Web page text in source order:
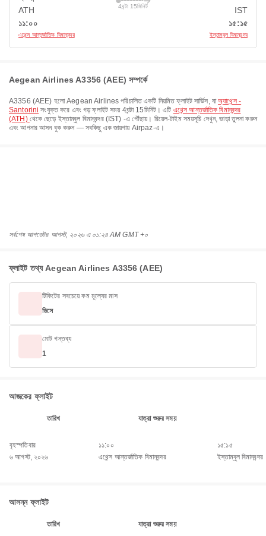
ATH
১১:০০
এথেন্স আন্তর্জাতিক বিমানবন্দর
4ঘন্টা 15মিনিট
IST
১৫:১৫
ইস্তাম্বুল বিমানবন্দর
Aegean Airlines A3356 (AEE) সম্পর্কে
A3356 (AEE) হলোAegean Airlines পরিচালিত একটি নিয়মিত ফ্লাইট সার্ভিস, যাঅ্যাথেন্স -
Santorini সংযুক্ত করে এবং গড় ফ্লাইট সময় 4ঘন্টা 15মিনিট । এটি এথেন্স আন্তর্জাতিক বিমানবন্দর
(ATH) থেকে ছেড়ে ইস্তাম্বুল বিমানবন্দর (IST) -এ পৌঁছায়। রিয়েল-টাইম সময়সূচি দেখুন, ভাড়া তুলনা করুন
এবং আপনার আসন বুক করুন — সবকিছু এক জায়গায় Airpaz-এ।
সর্বশেষ আপডেট৪ আগস্ট, ২০২৬ এ ০১:২৪ AM GMT +০
ফ্লাইট তথ্য Aegean Airlines A3356 (AEE)
টিকিটের সবচেয়ে কম মূল্যের মাস
ডিসে
মোট গন্তব্য
1
আজকের ফ্লাইট
তারিখ যাত্রা শুরুর সময়
বৃহস্পতিবার
৬ আগস্ট, ২০২৬
১১:০০
এথেন্স আন্তর্জাতিক বিমানবন্দর
১৫:১৫
ইস্তাম্বুল বিমানবন্দর
আসন্ন ফ্লাইট
তারিখ যাত্রা শুরুর সময়